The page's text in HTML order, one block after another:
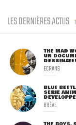
LES DERNIÈRES ACTUS
THE MAD
UN
ECRANS
BLUE
SÉRIE
BRÈVE